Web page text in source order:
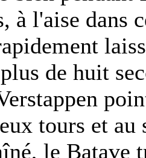
à l'aise dans
de huit
tours et au
le Batave